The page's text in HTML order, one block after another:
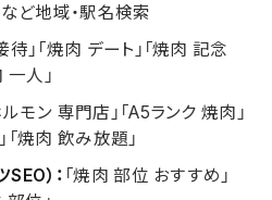
など地域・駅名検索
待」「焼肉 デート」「焼肉 記念
一人」
ルモン 専門店」「A5ランク 焼肉」
「焼肉 飲み放題」
）： 「焼肉 部位 おすすめ」